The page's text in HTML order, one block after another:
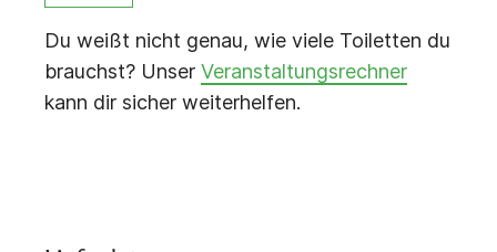
Du weißt nicht genau, wie viele Toiletten du
brauchst? Unser Veranstaltungsrechner
kann dir sicher weiterhelfen.